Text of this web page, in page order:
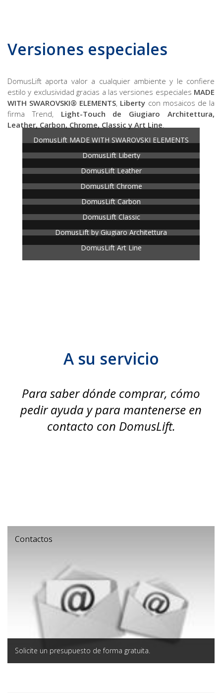
Versiones especiales
DomusLift aporta valor a cualquier ambiente y le confiere
estilo y exclusividad gracias a las versiones especiales MADE
WITH SWAROVSKI® ELEMENTS, Liberty con mosaicos de la
firma Trend, Light-Touch de Giugiaro Architettura,
Leather, Carbon, Chrome, Classic y Art Line.
DomusLift MADE WITH SWAROVSKI ELEMENTS
DomusLift Liberty
DomusLift Leather
DomusLift Chrome
DomusLift Carbon
DomusLift Classic
DomusLift by Giugiaro Architettura
DomusLift Art Line
A su servicio
Para saber dónde comprar, cómo
pedir ayuda y para mantenerse en
contacto con DomusLift.
Contactos
Solicitе un presupuesto de forma gratuita.